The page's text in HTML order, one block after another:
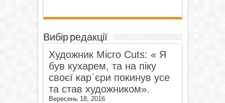
Вибір редакції
Художник Micro Cuts: « Я
був кухарем, та на піку
своєї кар`єри покинув усе
та став художником».
Вересень 18, 2016